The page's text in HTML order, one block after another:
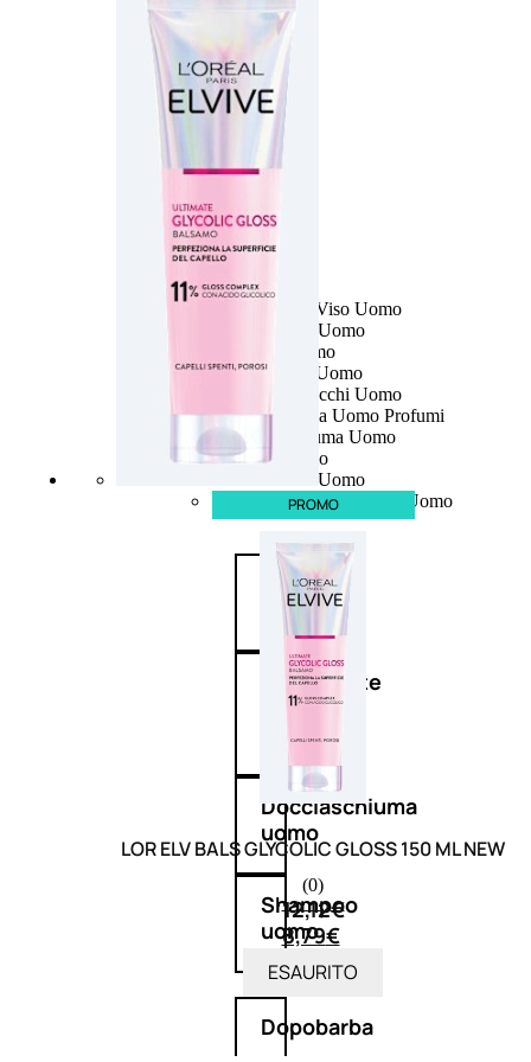
Detergente Viso Uomo
Dopobarba Uomo
Antieta Uomo
Anticaduta Uomo
Contorno Occhi Uomo
Bagnodoccia Uomo Profumi
Docciaschiuma Uomo
Corpo Uomo
Deodoranti Uomo
Confezioni Trattamenti Uomo
Antietà
uomo
Detergente
viso
uomo
Docciaschiuma
uomo
Shampoo
uomo
Dopobarba
PROMO
LOR ELV BALS GLYCOLIC GLOSS 150 ML NEW
(0)
12,12€
8,79€
ESAURITO